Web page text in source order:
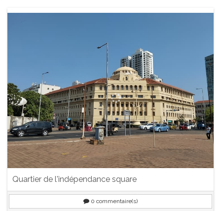
Quartier de l'indépendance square
0 commentaire(s)